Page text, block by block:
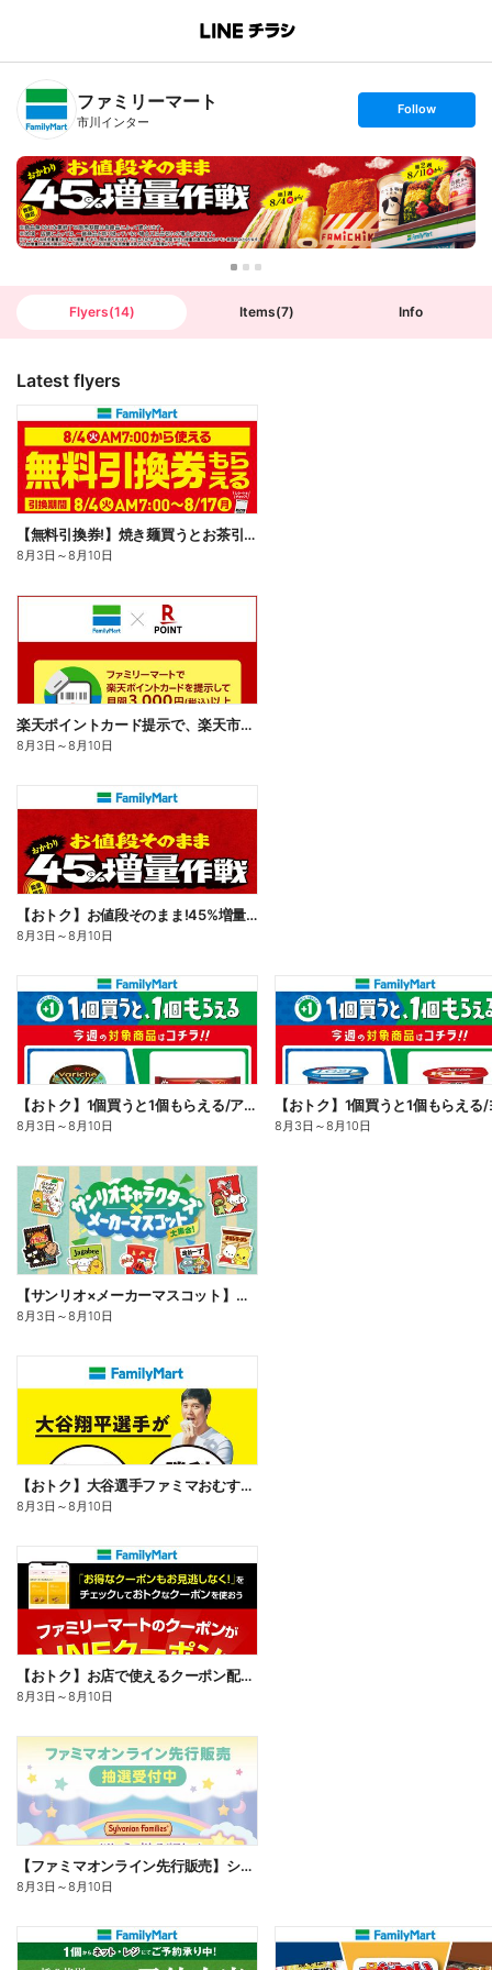
B
n
T
ファミリーマート
市川インター
s
t
o
l
l
o
w
Follow
Flyers(14) Items(7) Info
Latest flyers
【無料引換券!】焼き麺買うとお茶引換券貰える!
8月3日 ～8月10日
楽天ポイントカード提示で、楽天市場でのお買い物がおトクに!
8月3日 ～8月10日
【おトク】お値段そのまま!45%増量作戦!
8月3日 ～8月10日
【おトク】1個買うと1個もらえる/アイス
8月3日 ～8月10日 8月3日 ～8月10日
【サンリオ×メーカーマスコット】オリジナルグッズ貰える!
8月3日 ～8月10日
【おトク】大谷選手ファミマおむすび割
8月3日 ～8月10日
【おトク】お店で使えるクーポン配信中
8月3日 ～8月10日
【ファミマオンライン先行販売】シルバニアファミリー
8月3日 ～8月10日